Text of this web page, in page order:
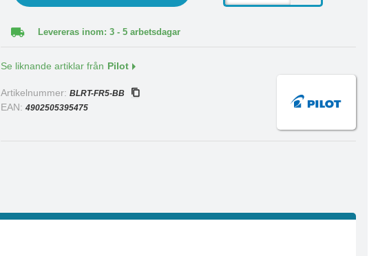
Levereras inom: 3 - 5 arbetsdagar
Se liknande artiklar från Pilot
Artikelnummer:BLRT-FR5-BB
EAN:4902505395475